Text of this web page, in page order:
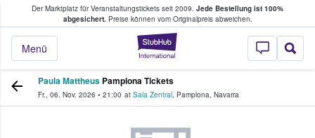
Der Marktplatz für Veranstaltungstickets seit 2009. Jede Bestellung ist 100%
abgesichert.Preise können vom Originalpreis abweichen.
StubHub - Wo
Menü
Tickets kaufen & verkaufen
Paula Mattheus Pamplona Tickets
Fr., 06. Nov. 2026 • 21:00 at Sala Zentral, Pamplona, Navarra